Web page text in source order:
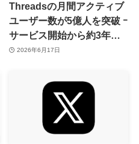
Threadsの月間アクティブ
ユーザー数が5億人を突破 ｰ
サービス開始から約3年で
到達
2026年6月17日